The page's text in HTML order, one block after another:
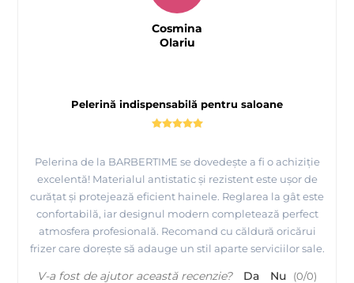
Pelerină indispensabilă pentru saloane
Pelerina de la BARBERTIME se dovedește a fi o achiziție
excelentă! Materialul antistatic și rezistent este ușor de
curățat și protejează eficient hainele. Reglarea la gât este
confortabilă, iar designul modern completează perfect
atmosfera profesională. Recomand cu căldură oricărui
frizer care dorește să adauge un stil aparte serviciilor sale.
Cosmina
Olariu
V-a fost de ajutor această recenzie? Da Nu (0/0)